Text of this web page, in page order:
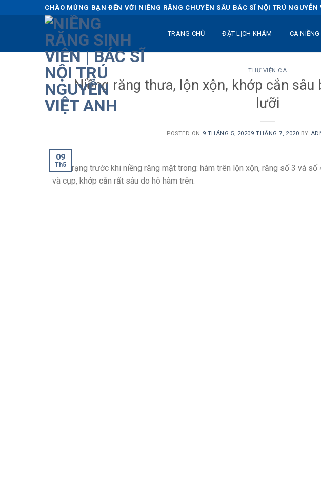
to
CHÀO MỪNG BẠN ĐẾN VỚI NIỀNG RĂNG CHUYÊN SÂU BÁC SĨ NỘI TRÚ
TRANG CHỦ ĐẶT LỊCH KHÁM CA
THƯ VIỆN CA
Niềng răng thưa, lộn xộn, khớp cắn
lưỡi
POSTED ON 9 THÁNG 5, 20209 THÁNG 7, 2020 BY
09
Th5
Tình trạng trước khi niềng răng mặt trong: hàm trên lộn xộn, răng số 3 và
và cụp, khớp cắn rất sâu do hô hàm trên.